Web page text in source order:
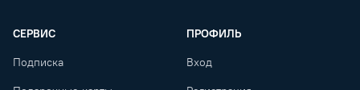
СЕРВИС
Подписка
ПРОФИЛЬ
Вход